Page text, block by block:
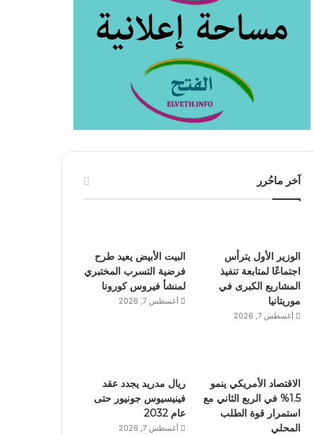
آخر ماحُرر
الوزير الأول يترأس
اجتماعًا لمتابعة تنفيذ
المشاريع الكبرى في
موريتانيا
أغسطس 7, 2026
البيت الأبيض يعيد طرح
فرضية التسرب المختبري
لمنشأ فيروس كورونا
أغسطس 7, 2026
الاقتصاد الأمريكي ينمو
1.5% في الربع الثاني مع
استمرار قوة الطلب
المحلي
ريال مدريد يجدد عقد
فينيسيوس جونيور حتى
عام 2032
أغسطس 7, 2026